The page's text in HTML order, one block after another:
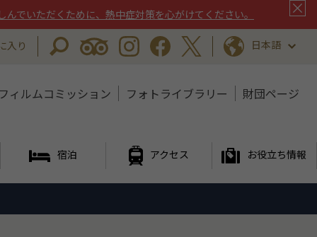
でいただくために、熱中症対策を心がけてください。
入り 日本語
ィルムコミッション フォトライブラリー 財団ページ
宿泊 アクセス お役立ち情報